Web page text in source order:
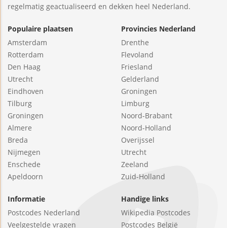
regelmatig geactualiseerd en dekken heel Nederland.
Populaire plaatsen
Amsterdam
Rotterdam
Den Haag
Utrecht
Eindhoven
Tilburg
Groningen
Almere
Breda
Nijmegen
Enschede
Apeldoorn
Provincies Nederland
Drenthe
Flevoland
Friesland
Gelderland
Groningen
Limburg
Noord-Brabant
Noord-Holland
Overijssel
Utrecht
Zeeland
Zuid-Holland
Informatie
Postcodes Nederland
Veelgestelde vragen
Handige links
Wikipedia Postcodes
Postcodes België